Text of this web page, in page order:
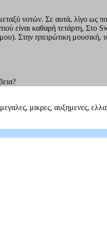
νοτών. Σε αυτά, λίγο ως
είναι καθαρή τετάρτη, Στο
Στην ηπειρώτικη μουσική,
μικρες, αυξημενες,